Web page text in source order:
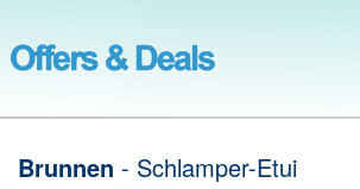
Brunnen - Schlamper-Etui